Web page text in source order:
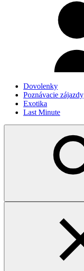
Dovolenky
Poznávacie zájazdy
Exotika
Last Minute